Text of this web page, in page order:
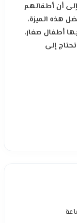
إلى أن أطفالهم
هذه الميزة،
أطفال صغار،
إلى